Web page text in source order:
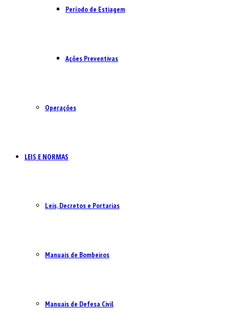
Período de Estiagem
Ações Preventivas
Operações
LEIS E NORMAS
Leis, Decretos e Portarias
Manuais de Bombeiros
Manuais de Defesa Civil